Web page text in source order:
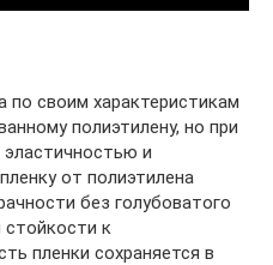
по своим характеристикам
полиэтилену, но при
и
от полиэтилена
без голубоватого
стойкости к
пленки сохраняется в